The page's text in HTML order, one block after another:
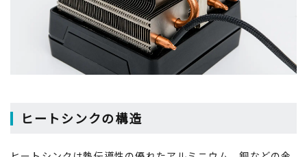
ヒートシンクの構造